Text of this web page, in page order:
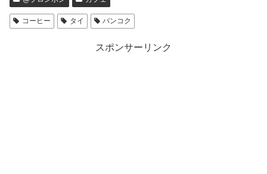
コーヒー タイ バンコク
スポンサーリンク